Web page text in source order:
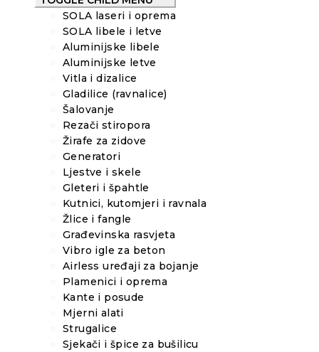
SOLA laseri i oprema
SOLA libele i letve
Aluminijske libele
Aluminijske letve
Vitla i dizalice
Gladilice (ravnalice)
Šalovanje
Rezači stiropora
Žirafe za zidove
Generatori
Ljestve i skele
Gleteri i špahtle
Kutnici, kutomjeri i ravnala
Žlice i fangle
Građevinska rasvjeta
Vibro igle za beton
Airless uređaji za bojanje
Plamenici i oprema
Kante i posude
Mjerni alati
Strugalice
Sjekači i špice za bušilicu